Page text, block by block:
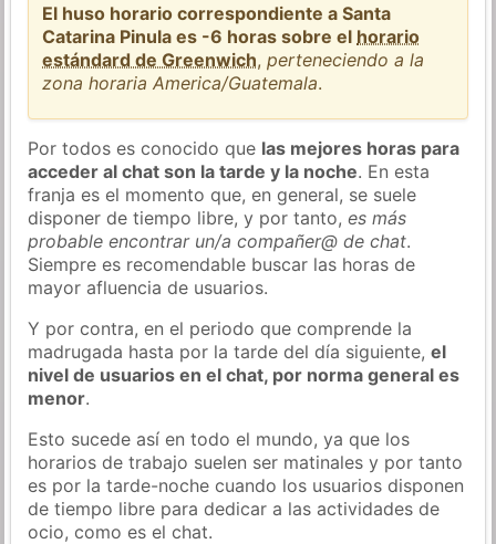
El huso horario correspondiente a Santa
Catarina Pinula es -6 horas sobre el horario
estándard de Greenwich,perteneciendo a la
zona horaria America/Guatemala.
Por todos es conocido que las mejores horas para
acceder al chat son la tarde y la noche. En esta
franja es el momento que, en general, se suele
disponer de tiempo libre, y por tanto,es más
probable encontrar un/a compañer@ de chat.
Siempre es recomendable buscar las horas de
mayor afluencia de usuarios.
Y por contra, en el periodo que comprende la
madrugada hasta por la tarde del día siguiente,el
nivel de usuarios en el chat, por norma general es
menor.
Esto sucede así en todo el mundo, ya que los
horarios de trabajo suelen ser matinales y por tanto
es por la tarde-noche cuando los usuarios disponen
de tiempo libre para dedicar a las actividades de
ocio, como es el chat.